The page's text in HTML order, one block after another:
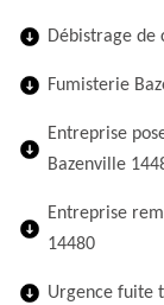
Débistrage de
Fumisterie
Entreprise
Bazenville
Entreprise
14480
Urgence fuite